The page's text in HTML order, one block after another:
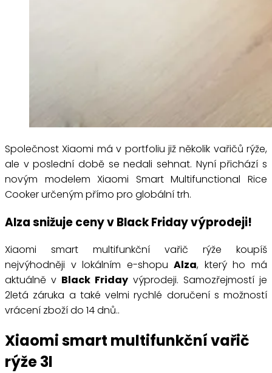
Společnost Xiaomi má v portfoliu již několik vařičů rýže,
ale v poslední době se nedali sehnat. Nyní přichází s
novým modelem Xiaomi Smart Multifunctional Rice
Cooker určeným přímo pro globální trh.
Alza snižuje ceny v Black Friday výprodeji!
Xiaomi smart multifunkční vařič rýže koupíš
nejvýhodněji v lokálním e-shopuAlza, který ho má
aktuálně v Black Friday výprodeji. Samozřejmostí je
2letá záruka a také velmi rychlé doručení s možností
vrácení zboží do 14 dnů..
Xiaomi smart multifunkční vařič
rýže 3l